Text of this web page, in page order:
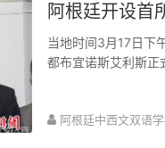
阿根廷开设首
当地时间3月17日下
都布宜诺斯艾利斯正
阿根廷中西文双语